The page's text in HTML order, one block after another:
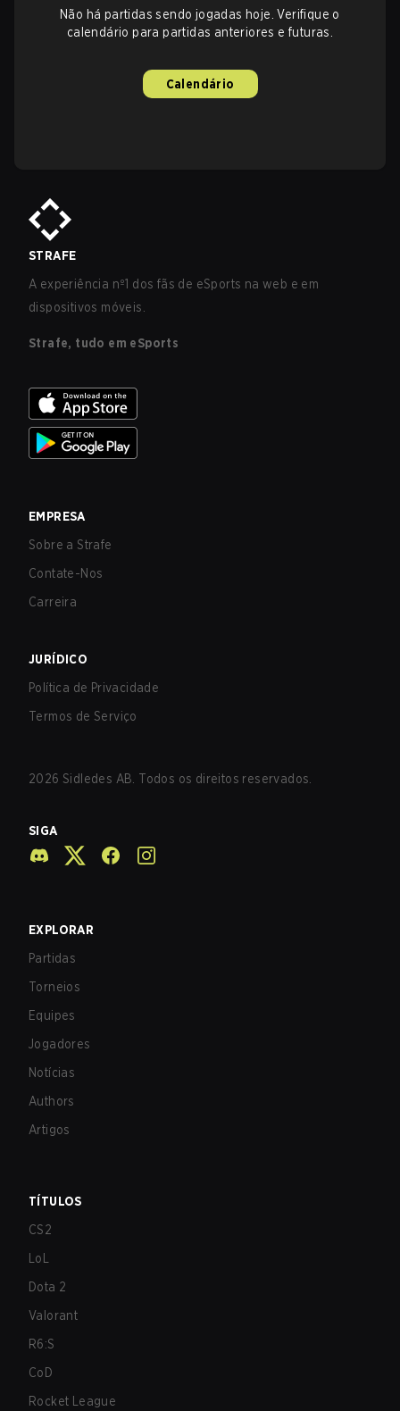
Não há partidas sendo jogadas hoje. Verifique o
calendário para partidas anteriores e futuras.
Calendário
STRAFE
A experiência nº1 dos fãs de eSports na web e em
dispositivos móveis.
Strafe, tudo em eSports
EMPRESA
Sobre a Strafe
Contate-Nos
Carreira
JURÍDICO
Política de Privacidade
Termos de Serviço
2026 Sidledes AB. Todos os direitos reservados.
SIGA
EXPLORAR
Partidas
Torneios
Equipes
Jogadores
Notícias
Authors
Artigos
TÍTULOS
CS2
LoL
Dota 2
Valorant
R6:S
CoD
Rocket League